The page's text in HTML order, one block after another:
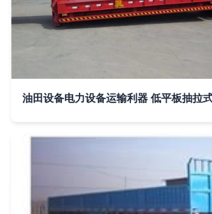
油田设备电力设备运输利器 低平板抽拉